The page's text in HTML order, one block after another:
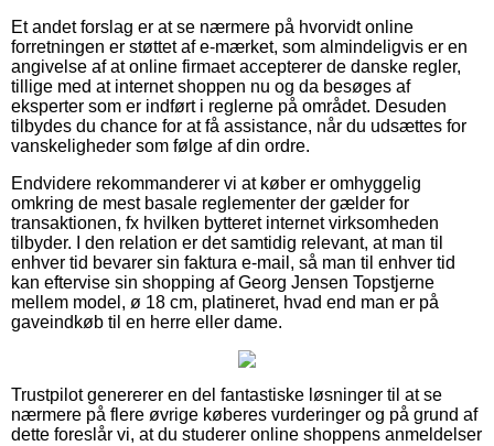
Et andet forslag er at se nærmere på hvorvidt online
forretningen er støttet af e-mærket, som almindeligvis er en
angivelse af at online firmaet accepterer de danske regler,
tillige med at internet shoppen nu og da besøges af
eksperter som er indført i reglerne på området. Desuden
tilbydes du chance for at få assistance, når du udsættes for
vanskeligheder som følge af din ordre.
Endvidere rekommanderer vi at køber er omhyggelig
omkring de mest basale reglementer der gælder for
transaktionen, fx hvilken bytteret internet virksomheden
tilbyder. I den relation er det samtidig relevant, at man til
enhver tid bevarer sin faktura e-mail, så man til enhver tid
kan eftervise sin shopping af Georg Jensen Topstjerne
mellem model, ø 18 cm, platineret, hvad end man er på
gaveindkøb til en herre eller dame.
Trustpilot genererer en del fantastiske løsninger til at se
nærmere på flere øvrige køberes vurderinger og på grund af
dette foreslår vi, at du studerer online shoppens anmeldelser